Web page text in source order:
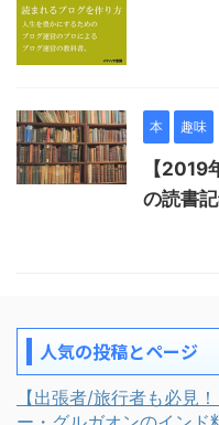
本 趣味
【2019
の読書
人気の投稿とページ
【出張者/旅行者も必見